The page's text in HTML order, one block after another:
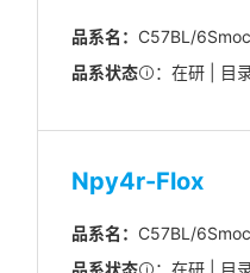
品系名： C57BL/
品系状态 ：在研 | 目
Npy4r-Flox
品系名： C57BL/
品系状态 ：在研 | 目